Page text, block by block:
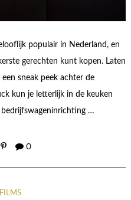
populair in Nederland, en
gerechten kunt kopen. Laten
sneak peek achter de
kun je letterlijk in de keuken
bedrijfswageninrichting …
0